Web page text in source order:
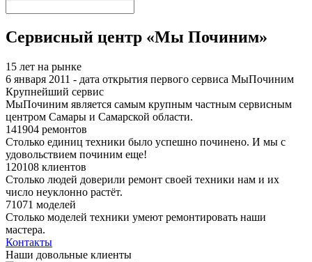
Сервисный центр «Мы Починим»
15 лет на рынке
6 января 2011 - дата открытия первого сервиса МыПочиним
Крупнейший сервис
МыПочиним является самым крупным частным сервисным
центром Самары и Самарской области.
141904 ремонтов
Столько единиц техники было успешно починено. И мы с
удовольствием починим еще!
120108 клиентов
Столько людей доверили ремонт своей техники нам и их
число неуклонно растёт.
71071 моделей
Столько моделей техники умеют ремонтировать наши
мастера.
Контакты
Наши довольные клиенты